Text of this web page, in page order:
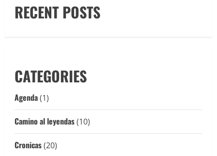
RECENT POSTS
CATEGORIES
Agenda(1)
Camino al leyendas(10)
Cronicas(20)